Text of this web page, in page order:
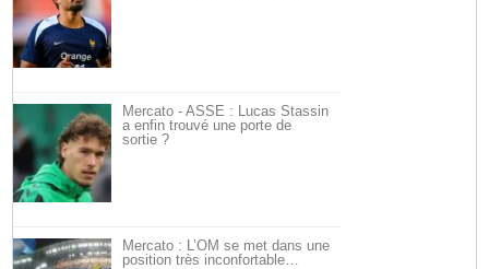
Mercato - ASSE : Lucas Stassin
a enfin trouvé une porte de
sortie ?
Mercato : L’OM se met dans une
position très inconfortable…